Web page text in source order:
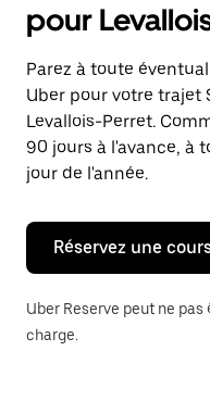
calendrier
et
sélectionner
une
date.
Appuyez
sur
la
touche
pour
fermer
calendrier.
pour
Parez à toute
Uber pour votre trajet
Levallois-Perret.
90 jours à l'avance, à
jour de l'année.
Réservez une
Uber Reserve peut ne
charge.